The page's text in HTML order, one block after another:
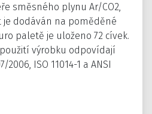
směsného plynu Ar/CO2,
je dodáván na poměděné
paletě je uloženo 72 cívek.
výrobku odpovídají
2006, ISO 11014-1 a ANSI